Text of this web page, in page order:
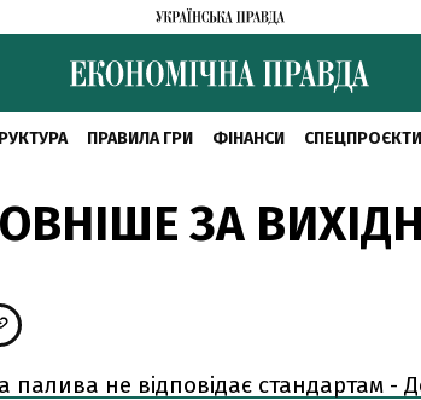
ПРАВИЛА ГРИ ФІНАНСИ СПЕЦПРОЄКТИ
ЗА
палива не відповідає стандартам